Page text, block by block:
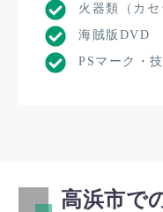
火器類（カセ
海賊版DVD
PSマーク・
高浜市で